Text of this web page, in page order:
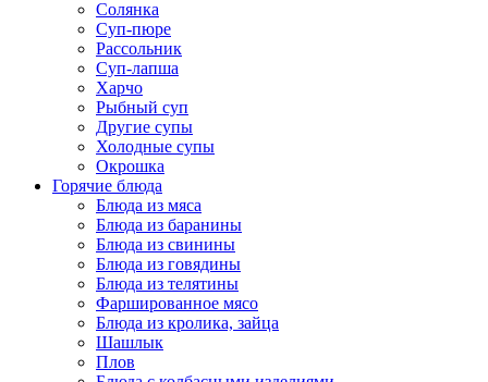
Солянка
Суп-пюре
Рассольник
Суп-лапша
Харчо
Рыбный суп
Другие супы
Холодные супы
Окрошка
Горячие блюда
Блюда из мяса
Блюда из баранины
Блюда из свинины
Блюда из говядины
Блюда из телятины
Фаршированное мясо
Блюда из кролика, зайца
Шашлык
Плов